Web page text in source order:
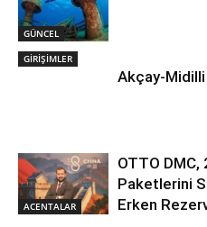
GÜNCEL
GİRİŞİMLER
Akçay-
ACENTALAR
OTTO DMC,
Paketlerini
Erken